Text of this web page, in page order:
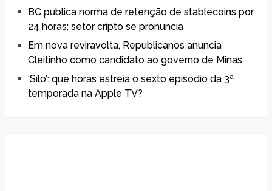
BC publica norma de retenção de stablecoins por
24 horas; setor cripto se pronuncia
Em nova reviravolta, Republicanos anuncia
Cleitinho como candidato ao governo de Minas
‘Silo’: que horas estreia o sexto episódio da 3ª
temporada na Apple TV?